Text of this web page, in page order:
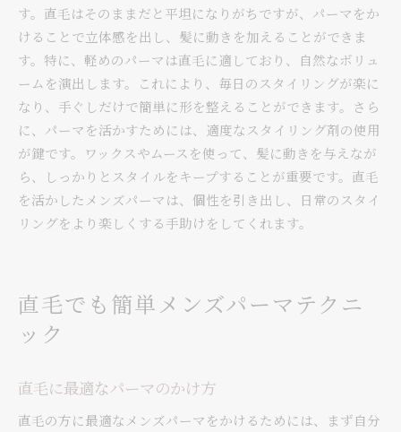
す。直毛はそのままだと平坦になりがちですが、パーマをか
けることで立体感を出し、髪に動きを加えることができま
す。特に、軽めのパーマは直毛に適しており、自然なボリュ
ームを演出します。これにより、毎日のスタイリングが楽に
なり、手ぐしだけで簡単に形を整えることができます。さら
に、パーマを活かすためには、適度なスタイリング剤の使用
が鍵です。ワックスやムースを使って、髪に動きを与えなが
ら、しっかりとスタイルをキープすることが重要です。直毛
を活かしたメンズパーマは、個性を引き出し、日常のスタイ
リングをより楽しくする手助けをしてくれます。
直毛でも簡単メンズパーマテクニ
ック
直毛に最適なパーマのかけ方
直毛の方に最適なメンズパーマをかけるためには、まず自分